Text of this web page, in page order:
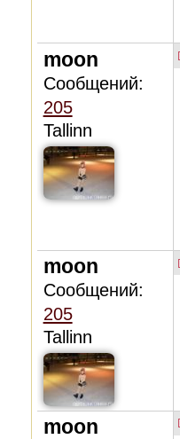
moon
Сообщений:
205
Tallinn
moon
Сообщений:
205
Tallinn
moon